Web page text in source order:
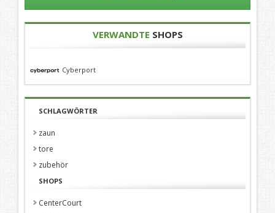
VERWANDTE SHOPS
Cyberport
SCHLAGWÖRTER
zaun
tore
zubehör
SHOPS
CenterCourt